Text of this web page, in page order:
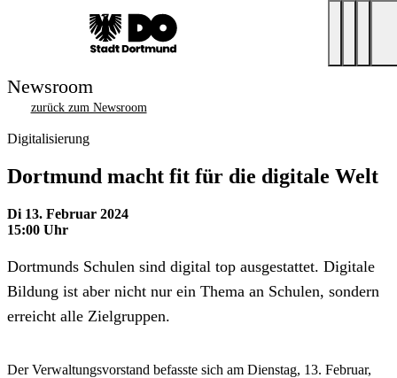
Newsroom
zurück zum Newsroom
Digitalisierung
Dortmund macht fit für die digitale Welt
Di 13. Februar 2024
15:00 Uhr
Dortmunds Schulen sind digital top ausgestattet. Digitale
Bildung ist aber nicht nur ein Thema an Schulen, sondern
erreicht alle Zielgruppen.
Der Verwaltungsvorstand befasste sich am Dienstag, 13. Februar,